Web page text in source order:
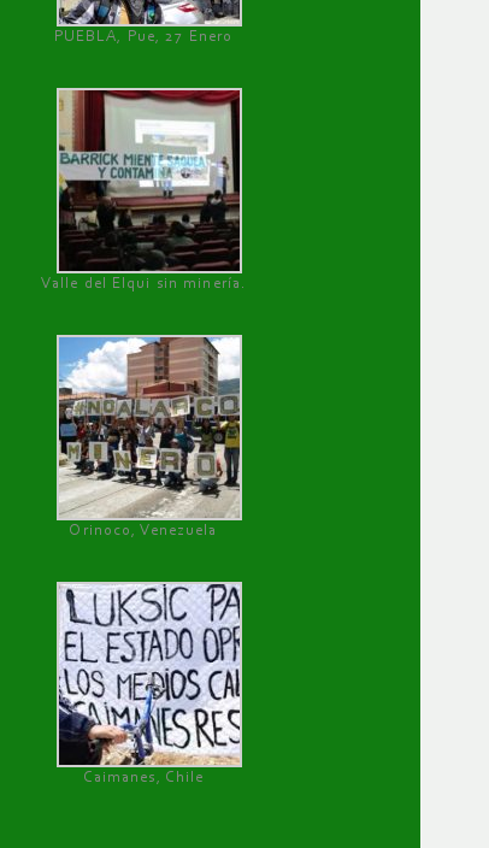
PUEBLA, Pue, 27 Enero
Valle del Elqui sin minería.
Orinoco, Venezuela
Caimanes, Chile